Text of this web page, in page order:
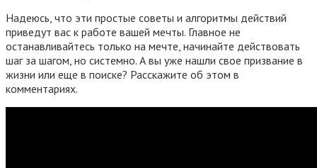
Надеюсь, что эти простые советы и алгоритмы действий
приведут вас к работе вашей мечты. Главное не
останавливайтесь только на мечте, начинайте действовать
шаг за шагом, но системно. А вы уже нашли свое призвание в
жизни или еще в поиске? Расскажите об этом в
комментариях.